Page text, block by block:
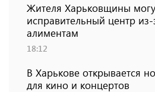
Жителя Харьковщины
исправительный центр
алиментам
18:12
В Харькове открывается
для кино и концертов